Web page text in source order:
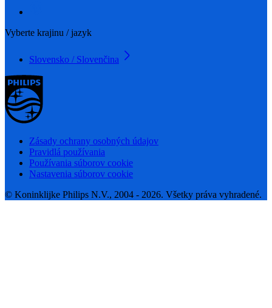
Vyberte krajinu / jazyk
Slovensko / Slovenčina
Zásady ochrany osobných údajov
Pravidlá používania
Používania súborov cookie
Nastavenia súborov cookie
© Koninklijke Philips N.V., 2004 - 2026. Všetky práva vyhradené.